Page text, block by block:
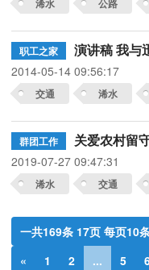
浠水 公路
职工之家 演讲稿 我与
2014-05-14 09:56:17
交通 浠水
群团工作 关爱农村留
2019-07-27 09:47:31
浠水 交通
一共169条 17页 每页10
«
1 2 ... 5